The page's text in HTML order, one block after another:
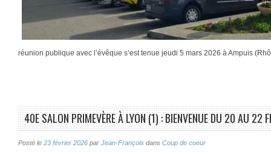
réunion publique avec l’évêque s’est tenue jeudi 5 mars 2026 à Ampuis
40E SALON PRIMEVÈRE À LYON (1) : BIENVENUE DU 20 AU 22
Posté le 23 février 2026 par Jean-François dans Coup de coeur